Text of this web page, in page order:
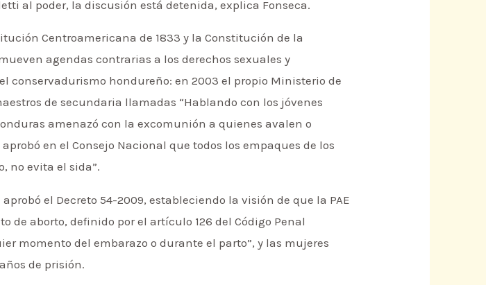
al poder, la discusión está detenida, explica Fonseca.
Centroamericana de 1833 y la Constitución de la
agendas contrarias a los derechos sexuales y
conservadurismo hondureño: en 2003 el propio Ministerio de
de secundaria llamadas “Hablando con los jóvenes
amenazó con la excomunión a quienes avalen o
en el Consejo Nacional que todos los empaques de los
no evita el sida”.
el Decreto 54-2009, estableciendo la visión de que la PAE
de aborto, definido por el artículo 126 del Código Penal
momento del embarazo o durante el parto”, y las mujeres
de prisión.